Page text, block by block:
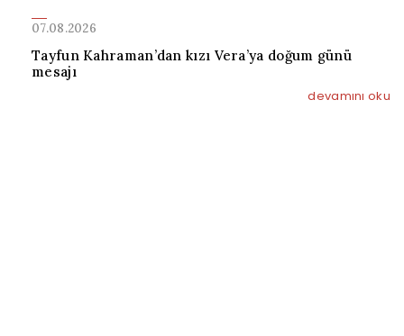
07.08.2026
Tayfun Kahraman’dan kızı Vera’ya doğum günü
mesajı
devamını oku